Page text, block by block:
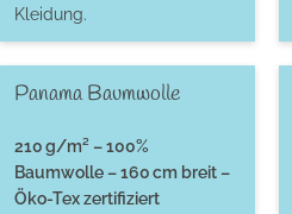
Kleidung.
Panama Baumwolle
210 g/m² – 100%
Baumwolle – 160 cm breit –
Öko-Tex zertifiziert